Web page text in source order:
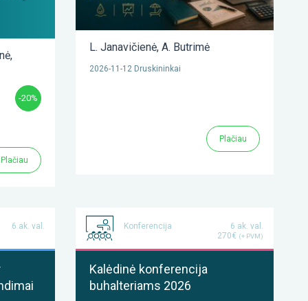
,
-20%
Plačiau
L. Janavičienė, A. Butrimė
2026-11-12 Druskininkai
Plačiau
6 ak. val. Konferencija
6 ak. val.
270€ (+ PVM)
Kalėdinė konferencija
buhalteriams 2026